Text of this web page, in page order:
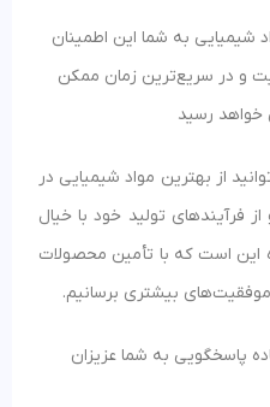
شیمیایی به شما این اطمینان
و در سریع‌ترین زمان ممکن
خواهد رسید
از بهترین مواد شیمیایی در
فرآیندهای تولید خود با خیال
این است که با تأمین محصولات
موفقیت‌های بیشتری برسانیم.
پاسخگویی به شما عزیزان